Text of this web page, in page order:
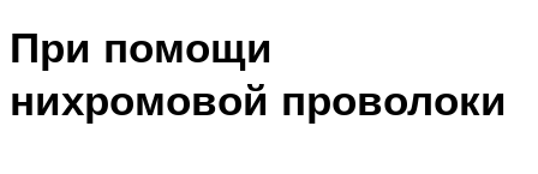
При помощи
нихромовой проволоки